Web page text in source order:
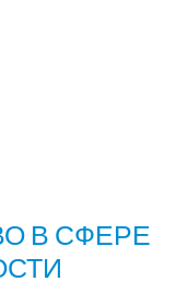
В СФЕРЕ